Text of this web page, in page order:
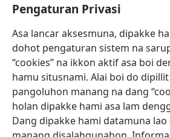
Pengaturan Privasi
Asa lancar aksesmuna, dipakke
dohot pengaturan sistem na
“cookies” na ikkon aktif asa boi
hamu situsnami. Alai boi do
pangoluhon manang na dang
holan dipakke hami asa lam
Dang dipakke hami datamuna
(opens
new
PERPUSTAKAAN ONLINE Joujou
(opens
new
window)JW Hub
(opens
new
window)JW Library ®